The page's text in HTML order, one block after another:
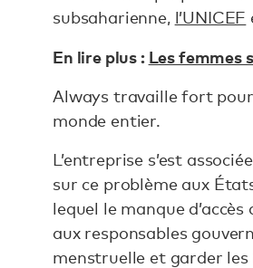
subsaharienne, l’UNICEF
En lire plus : Les femmes
Always travaille fort
monde entier.
L’entreprise s’est
sur ce problème aux
lequel le manque
aux responsables
menstruelle et garder les